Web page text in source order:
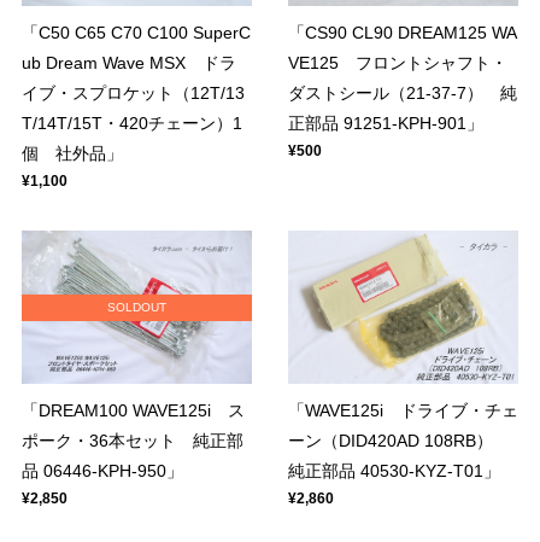
「C50 C65 C70 C100 SuperC
ub Dream Wave MSX ドラ
イブ・スプロケット（12T/13
T/14T/15T・420チェーン）1
個 社外品」
¥1,100
「CS90 CL90 DREAM125 WA
VE125 フロントシャフト・
ダストシール（21-37-7） 純
正部品 91251-KPH-901」
¥500
SOLDOUT
「DREAM100 WAVE125i ス
ポーク・36本セット 純正部
品 06446-KPH-950」
¥2,850
「WAVE125i ドライブ・チェ
ーン（DID420AD 108RB）
純正部品 40530-KYZ-T01」
¥2,860